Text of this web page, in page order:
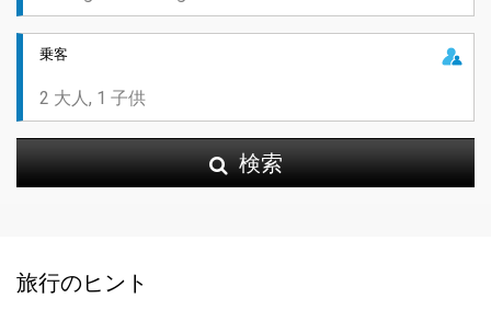
乗客
検索
旅行のヒント